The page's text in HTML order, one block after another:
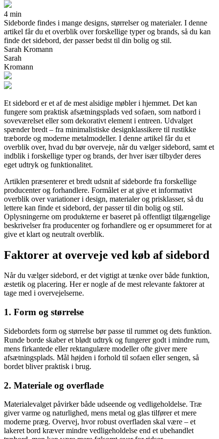
4 min
Sideborde findes i mange designs, størrelser og materialer. I denne
artikel får du et overblik over forskellige typer og brands, så du kan
finde det sidebord, der passer bedst til din bolig og stil.
Sarah Kromann
Sarah
Kromann
Et sidebord er et af de mest alsidige møbler i hjemmet. Det kan
fungere som praktisk afsætningsplads ved sofaen, som natbord i
soveværelset eller som dekorativt element i entreen. Udvalget
spænder bredt – fra minimalistiske designklassikere til rustikke
træborde og moderne metalmodeller. I denne artikel får du et
overblik over, hvad du bør overveje, når du vælger sidebord, samt et
indblik i forskellige typer og brands, der hver især tilbyder deres
eget udtryk og funktionalitet.
Artiklen præsenterer et bredt udsnit af sideborde fra forskellige
producenter og forhandlere. Formålet er at give et informativt
overblik over variationer i design, materialer og prisklasser, så du
lettere kan finde et sidebord, der passer til din bolig og stil.
Oplysningerne om produkterne er baseret på offentligt tilgængelige
beskrivelser fra producenter og forhandlere og er opsummeret for at
give et klart og neutralt overblik.
Faktorer at overveje ved køb af sidebord
Når du vælger sidebord, er det vigtigt at tænke over både funktion,
æstetik og placering. Her er nogle af de mest relevante faktorer at
tage med i overvejelserne.
1. Form og størrelse
Sidebordets form og størrelse bør passe til rummet og dets funktion.
Runde borde skaber et blødt udtryk og fungerer godt i mindre rum,
mens firkantede eller rektangulære modeller ofte giver mere
afsætningsplads. Mål højden i forhold til sofaen eller sengen, så
bordet bliver praktisk i brug.
2. Materiale og overflade
Materialevalget påvirker både udseende og vedligeholdelse. Træ
giver varme og naturlighed, mens metal og glas tilfører et mere
moderne præg. Overvej, hvor robust overfladen skal være – et
lakeret bord kræver mindre vedligeholdelse end et ubehandlet